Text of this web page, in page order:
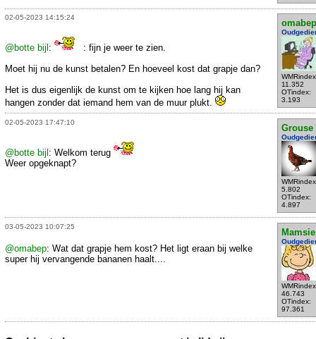
02-05-2023 14:15:24
omabep
11.352
OTindex:
3.193
@botte bijl :
: fijn je weer te zien.
Moet hij nu de kunst betalen? En hoeveel kost dat grapje dan?
Het is dus eigenlijk de kunst om te kijken hoe lang hij kan
hangen zonder dat iemand hem van de muur plukt.
02-05-2023 17:47:10
Grouse
5.802
OTindex:
4.897
@botte bijl: Welkom terug
Weer opgeknapt?
03-05-2023 10:07:25
Mamsie
46.743
OTindex:
97.361
@omabep: Wat dat grapje hem kost? Het ligt eraan bij welke
super hij vervangende bananen haalt....